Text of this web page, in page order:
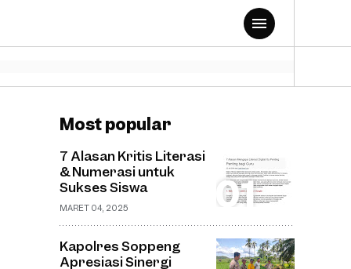
Most popular
7 Alasan Kritis Literasi
& Numerasi untuk
Sukses Siswa
MARET 04, 2025
Kapolres Soppeng
Apresiasi Sinergi